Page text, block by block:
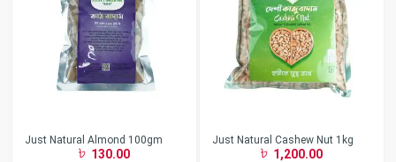
Just Natural Almond 100gm
130.00
Just Natural Cashew Nut 1kg
1,200.00